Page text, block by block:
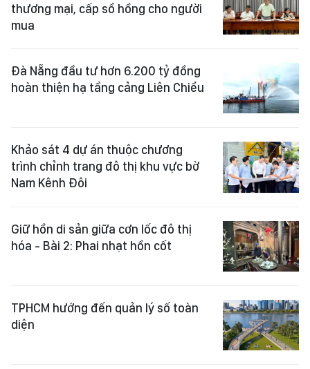
thương mại, cấp sổ hồng cho người
mua
Đà Nẵng đầu tư hơn 6.200 tỷ đồng
hoàn thiện hạ tầng cảng Liên Chiểu
Khảo sát 4 dự án thuộc chương
trình chỉnh trang đô thị khu vực bờ
Nam Kênh Đôi
Giữ hồn di sản giữa cơn lốc đô thị
hóa - Bài 2: Phai nhạt hồn cốt
TPHCM hướng đến quản lý số toàn
diện